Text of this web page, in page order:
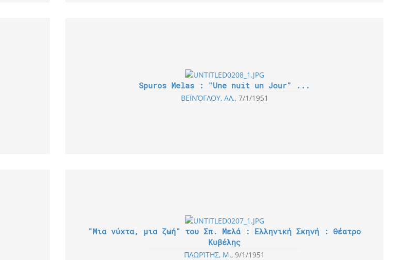
Spuros Melas : "Une nuit un Jour" ...
ΒΕΪΝΌΓΛΟΥ, ΑΛ. 7/1/1951
"Μια νύχτα, μια ζωή" του Σπ. Μελά : Ελληνική Σκηνή : Θέατρο
Κυβέλης
ΠΛΩΡΊΤΗΣ, Μ. 9/1/1951